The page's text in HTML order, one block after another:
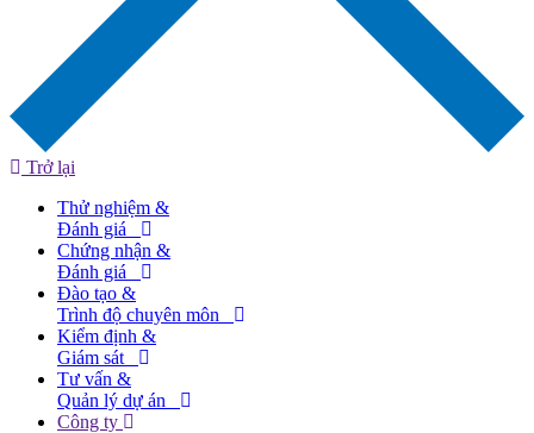
Trở lại
Thử nghiệm &
Đánh giá
Chứng nhận &
Đánh giá
Đào tạo &
Trình độ chuyên môn
Kiểm định &
Giám sát
Tư vấn &
Quản lý dự án
Công ty